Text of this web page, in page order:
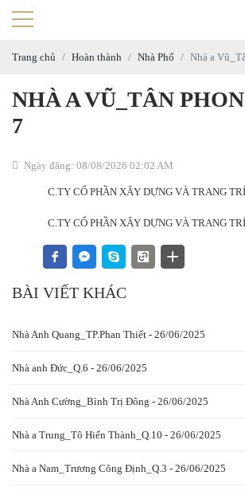
Trang chủ Hoàn thành Nhà Phố Nhà a
NHÀ A VŨ_TÂN
7
Ngày đăng: 08/08/2026 02:02 AM
BÀI VIẾT KHÁC
Nhà Anh Quang_TP.Phan Thiết - 26/06/2025
Nhà anh Đức_Q.6 - 26/06/2025
Nhà Anh Cường_Bình Trị Đông - 26/06/2025
Nhà a Trung_Tô Hiến Thành_Q.10 - 26/06/2025
Nhà a Nam_Trương Công Định_Q.3 - 26/06/2025